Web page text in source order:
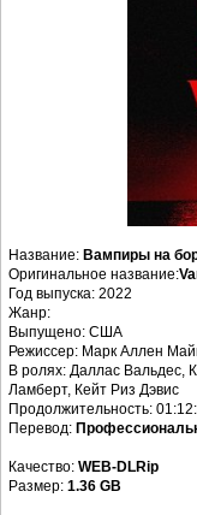
Название: Вампиры на
Оригинальное название:
Год выпуска: 2022
Жанр:
Выпущено: США
Режиссер: Марк Аллен
В ролях: Даллас Вальдес,
Ламберт, Кейт Риз Дэвис
Продолжительность:
Перевод:
Качество: WEB-DLRip
Размер: 1.36 GB